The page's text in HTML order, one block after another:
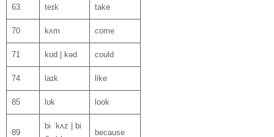
63 teɪk take
70 kʌm come
71 kʊd | kəd could
74 laɪk like
85 lʊk look
89
bi ˈkʌz | bi
because